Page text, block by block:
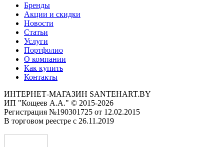
Бренды
Акции и скидки
Новости
Статьи
Услуги
Портфолио
О компании
Как купить
Контакты
ИНТЕРНЕТ-МАГАЗИН SANTEHART.BY
ИП "Кощеев А.А." © 2015-2026
Регистрация №190301725 от 12.02.2015
В торговом реестре с 26.11.2019